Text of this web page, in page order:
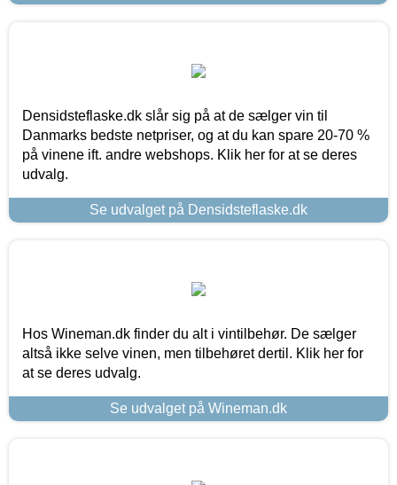
Densidsteflaske.dk slår sig på at de sælger vin til
Danmarks bedste netpriser, og at du kan spare 20-70 %
på vinene ift. andre webshops. Klik her for at se deres
udvalg.
Se udvalget på Densidsteflaske.dk
Hos Wineman.dk finder du alt i vintilbehør. De sælger
altså ikke selve vinen, men tilbehøret dertil. Klik her for
at se deres udvalg.
Se udvalget på Wineman.dk